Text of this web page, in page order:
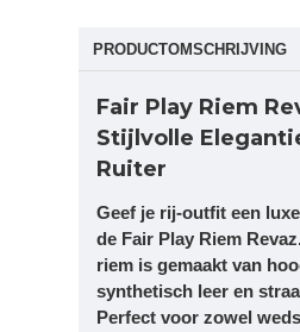
PRODUCTOMSCHRIJVING
Fair Play Riem
Stijlvolle
Ruiter
Geef je rij-outfit een
de Fair Play Riem
riem is gemaakt van
synthetisch leer en
Perfect voor zowel